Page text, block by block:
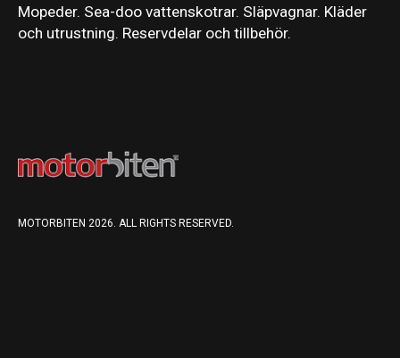
Mopeder. Sea-doo vattenskotrar. Släpvagnar. Kläder
och utrustning. Reservdelar och tillbehör.
MOTORBITEN 2026. ALL RIGHTS RESERVED.